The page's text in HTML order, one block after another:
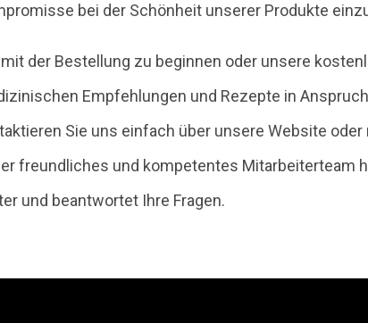
bei der Schönheit unserer Produkte
der Bestellung zu beginnen oder unsere
Empfehlungen und Rezepte in
Sie uns einfach über unsere Website oder
freundliches und kompetentes Mitarbeiterteam
und beantwortet Ihre Fragen.